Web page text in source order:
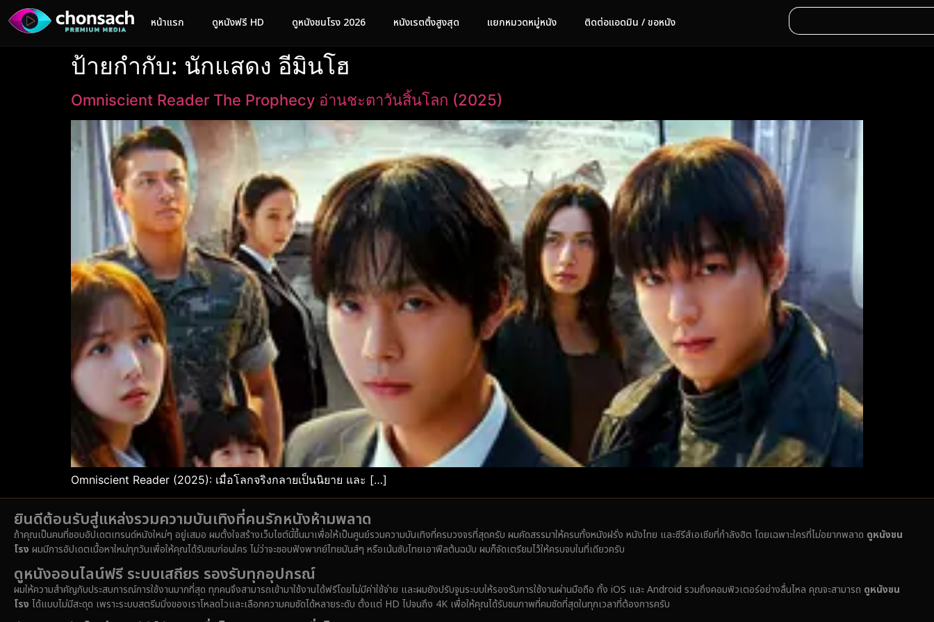
หน้าแรก ดูหนังฟรี HD ดูหนังชนโรง 2026 หนังเรตติ้งสูงสุด แยกหมวดหมู่หนัง ติดต่อแอดมิน / ขอหนัง
ป้ายกำกับ: นักแสดง อีมินโฮ
Omniscient Reader The Prophecy อ่านชะตาวันสิ้นโลก (2025)
Omniscient Reader (2025): เมื่อโลกจริงกลายเป็นนิยาย และ […]
ยินดีต้อนรับสู่แหล่งรวมความบันเทิงที่คนรักหนังห้ามพลาด
ถ้าคุณเป็นคนที่ชอบอัปเดตเทรนด์หนังใหม่ๆ อยู่เสมอ ผมตั้งใจสร้างเว็บไซต์นี้ขึ้นมาเพื่อให้เป็นศูนย์รวมความบันเทิงที่ครบวงจรที่สุดครับ ผมคัดสรรมาให้ครบทั้งหนังฝรั่ง หนังไทย และซีรีส์เอเชียที่กำลังฮิต โดยเฉพาะใครที่ไม่อยากพลาด ดูหนังชน
โรง ผมมีการอัปเดตเนื้อหาใหม่ทุกวันเพื่อให้คุณได้รับชมก่อนใคร ไม่ว่าจะชอบฟังพากย์ไทยมันส์ๆ หรือเน้นซับไทยเอาฟีลต้นฉบับ ผมก็จัดเตรียมไว้ให้ครบจบในที่เดียวครับ
ดูหนังออนไลน์ฟรี ระบบเสถียร รองรับทุกอุปกรณ์
ผมให้ความสำคัญกับประสบการณ์การใช้งานมากที่สุด ทุกคนจึงสามารถเข้ามาใช้งานได้ฟรีโดยไม่มีค่าใช้จ่าย และผมยังปรับจูนระบบให้รองรับการใช้งานผ่านมือถือ ทั้ง iOS และ Android รวมถึงคอมพิวเตอร์อย่างลื่นไหล คุณจะสามารถ ดูหนังชน
โรง ได้แบบไม่มีสะดุด เพราะระบบสตรีมมิ่งของเราโหลดไวและเลือกความคมชัดได้หลายระดับ ตั้งแต่ HD ไปจนถึง 4K เพื่อให้คุณได้รับชมภาพที่คมชัดที่สุดในทุกเวลาที่ต้องการครับ